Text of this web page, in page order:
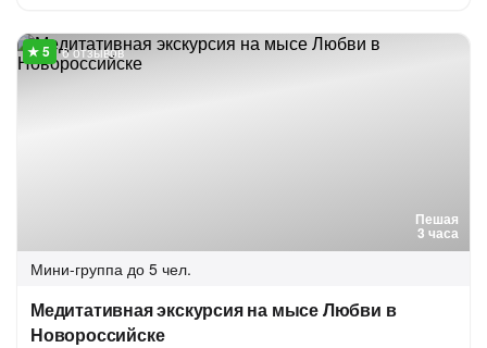
Пешая
3 часа
6 отзывов
Мини-группа до 5 чел.
Медитативная экскурсия на мысе Любви в
Новороссийске